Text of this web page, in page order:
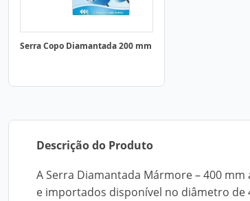
Serra Copo Diamantada 200 mm
Descrição do Produto
A Serra Diamantada Mármore – 400
e importados disponível no diâmetro de